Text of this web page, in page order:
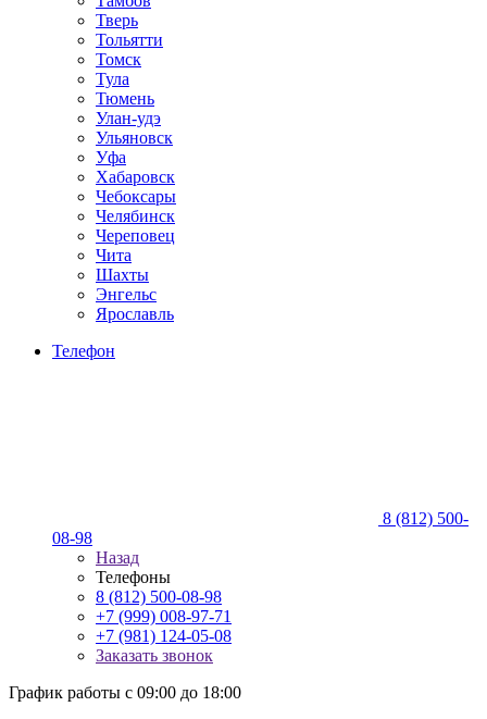
Тверь
Тольятти
Томск
Тула
Тюмень
Улан-удэ
Ульяновск
Уфа
Хабаровск
Чебоксары
Челябинск
Череповец
Чита
Шахты
Энгельс
Ярославль
Телефон
8 (812) 500-
08-98
Назад
Телефоны
8 (812) 500-08-98
+7 (999) 008-97-71
+7 (981) 124-05-08
Заказать звонок
График работы с 09:00 до 18:00